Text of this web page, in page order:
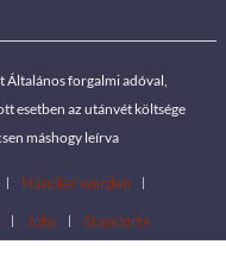
forgalmi adóval,
esetben az utánvét költsége
máshogy leírva
Händler werden
Jobs Standorte